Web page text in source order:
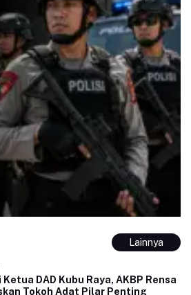
Lainnya
Ketua DAD Kubu Raya, AKBP Rensa
Tokoh Adat Pilar Penting